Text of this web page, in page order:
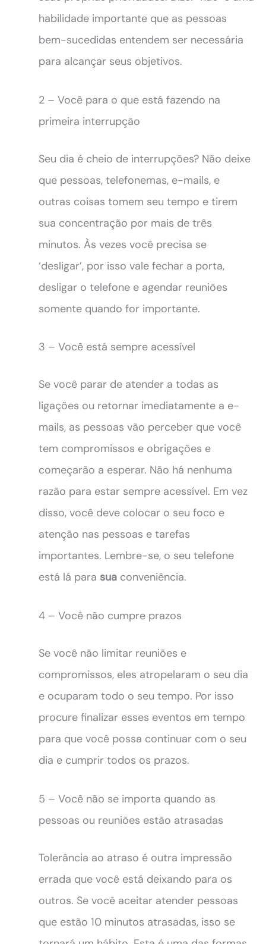
habilidade importante que as pessoas
bem-sucedidas entendem ser necessária
para alcançar seus objetivos.
2 – Você para o que está fazendo na
primeira interrupção
Seu dia é cheio de interrupções? Não deixe
que pessoas, telefonemas, e-mails, e
outras coisas tomem seu tempo e tirem
sua concentração por mais de três
minutos. Às vezes você precisa se
‘desligar’, por isso vale fechar a porta,
desligar o telefone e agendar reuniões
somente quando for importante.
3 – Você está sempre acessível
Se você parar de atender a todas as
ligações ou retornar imediatamente a e-
mails, as pessoas vão perceber que você
tem compromissos e obrigações e
começarão a esperar. Não há nenhuma
razão para estar sempre acessível. Em vez
disso, você deve colocar o seu foco e
atenção nas pessoas e tarefas
importantes. Lembre-se, o seu telefone
está lá para sua conveniência.
4 – Você não cumpre prazos
Se você não limitar reuniões e
compromissos, eles atropelaram o seu dia
e ocuparam todo o seu tempo. Por isso
procure finalizar esses eventos em tempo
para que você possa continuar com o seu
dia e cumprir todos os prazos.
5 – Você não se importa quando as
pessoas ou reuniões estão atrasadas ​​
Tolerância ao atraso é outra impressão
errada que você está deixando para os
outros. Se você aceitar atender pessoas
que estão 10 minutos atrasadas, isso se